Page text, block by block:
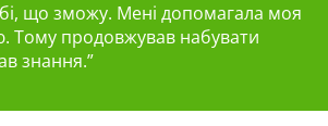
що зможу. Мені допомагала моя
Тому продовжував набувати
знання.”